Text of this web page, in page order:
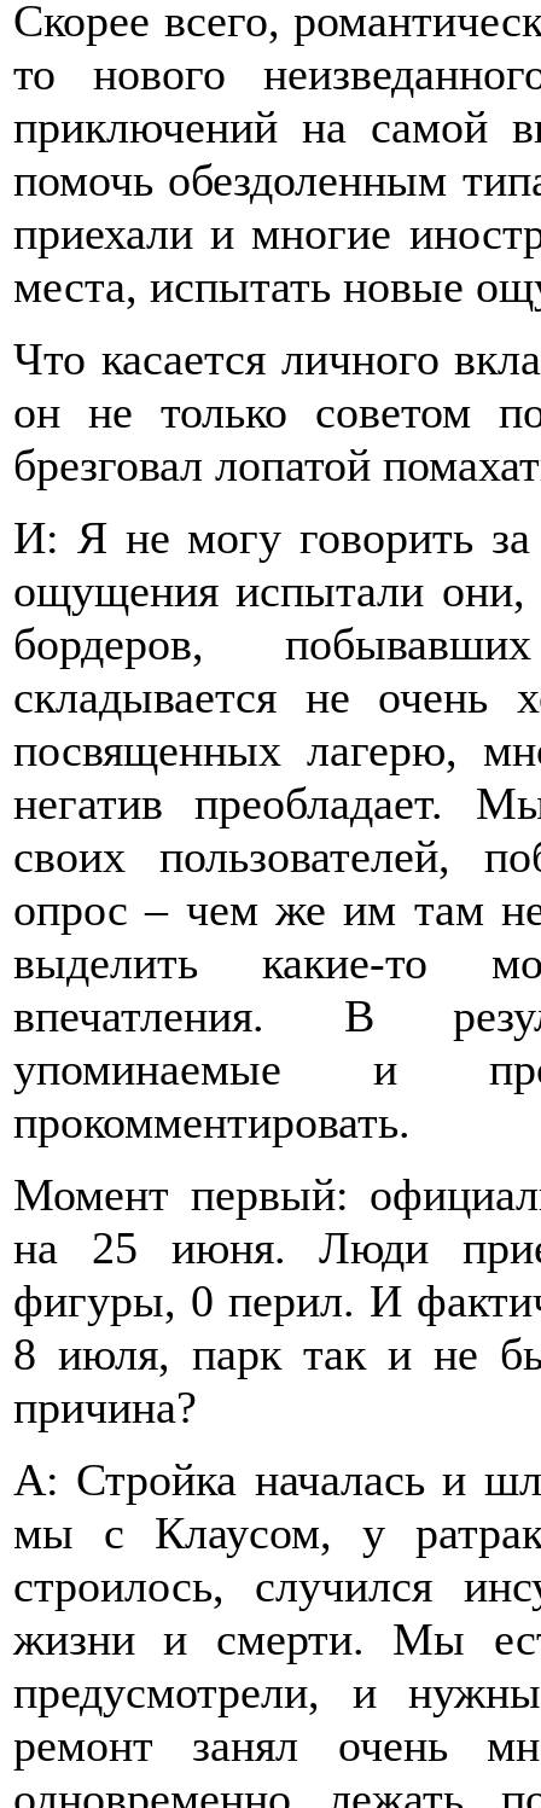
Скорее всего,
то нового
приключений на самой
помочь обездоленным
приехали и многие
места, испытать новые
Что касается личного
он не только советом
брезговал лопатой
И: Я не могу говорить
ощущения испытали они,
бордеров,
складывается не
посвященных лагерю,
негатив преобладает.
своих пользователей,
опрос – чем же им там
выделить какие-то
впечатления. В
упоминаемые и
прокомментировать.
Момент первый:
на 25 июня. Люди
фигуры, 0 перил. И
8 июля, парк так и не
причина?
А: Стройка началась и
мы с Клаусом, у
строилось, случился
жизни и смерти. Мы
предусмотрели, и
ремонт занял очень